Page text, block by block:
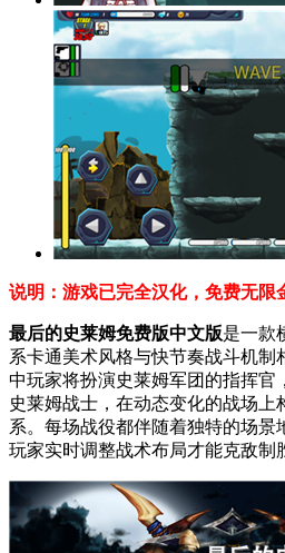
说明：游戏已完全汉化，免费无限
最后的史莱姆免费版中文版是一款
系卡通美术风格与快节奏战斗机制
中玩家将扮演史莱姆军团的指挥官
史莱姆战士，在动态变化的战场上
系。每场战役都伴随着独特的场景
玩家实时调整战术布局才能克敌制